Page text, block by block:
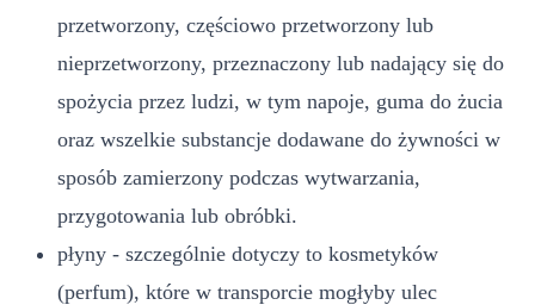
przetworzony, częściowo przetworzony lub
nieprzetworzony, przeznaczony lub nadający się do
spożycia przez ludzi, w tym napoje, guma do żucia
oraz wszelkie substancje dodawane do żywności w
sposób zamierzony podczas wytwarzania,
przygotowania lub obróbki.
płyny - szczególnie dotyczy to kosmetyków
(perfum), które w transporcie mogłyby ulec